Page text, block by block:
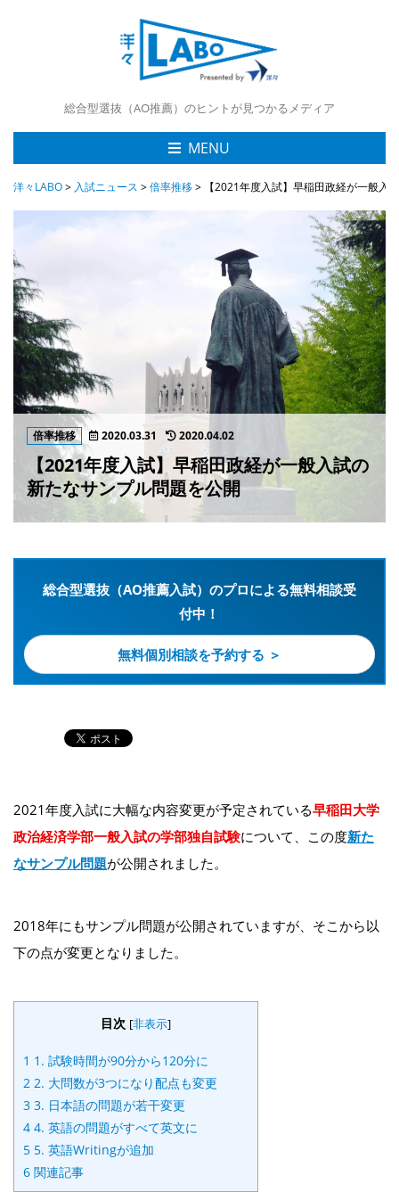
総合型選抜（AO推薦）のヒントが見つかるメディア
MENU
洋々LABO> 入試ニュース >倍率推移> 【2021年度入試】早稲田政経が一般入
倍率推移 2020.03.31 2020.04.02
【2021年度入試】早稲田政経が一般入試の
新たなサンプル問題を公開
総合型選抜（AO推薦入試）のプロによる無料相談受
付中！
無料個別相談を予約する ＞
2021年度入試に大幅な内容変更が予定されている早稲田大学
政治経済学部一般入試の学部独自試験について、この度新た
なサンプル問題が公開されました。
2018年にもサンプル問題が公開されていますが、そこから以
下の点が変更となりました。
目次 [非表示]
1 1. 試験時間が90分から120分に
2 2. 大問数が3つになり配点も変更
3 3. 日本語の問題が若干変更
4 4. 英語の問題がすべて英文に
5 5. 英語Writingが追加
6 関連記事